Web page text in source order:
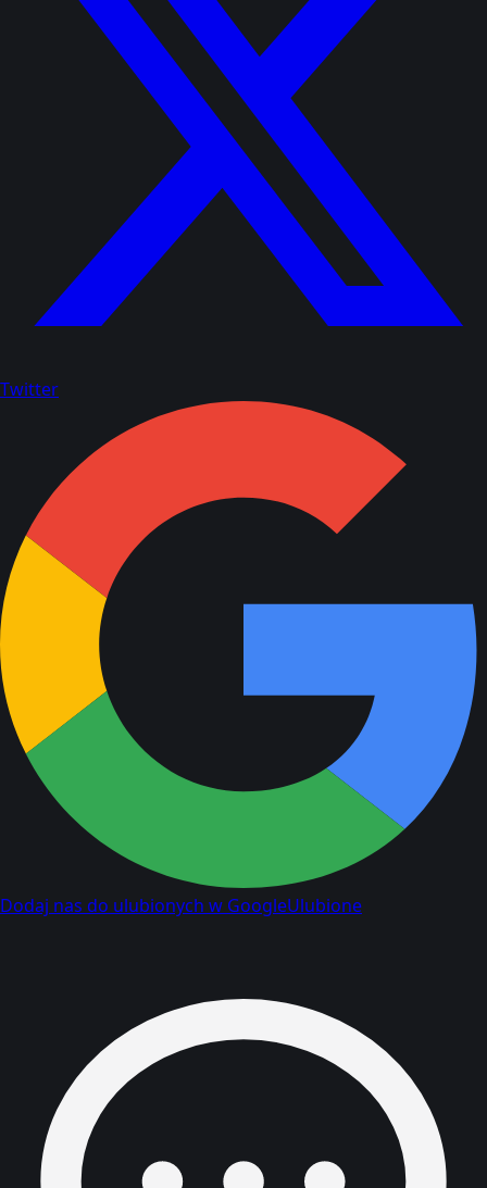
Twitter
Dodaj nas do ulubionych w GoogleUlubione